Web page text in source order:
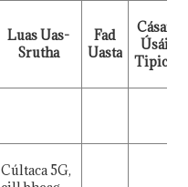
Luas Uas-
Srutha
Fad
Uasta
Cásanna
Úsáide
Cúltaca 5G,